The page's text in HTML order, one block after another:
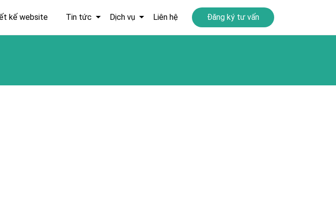
kế website Tin tức Dịch vụ Liên hệ Đăng ký tư vấn